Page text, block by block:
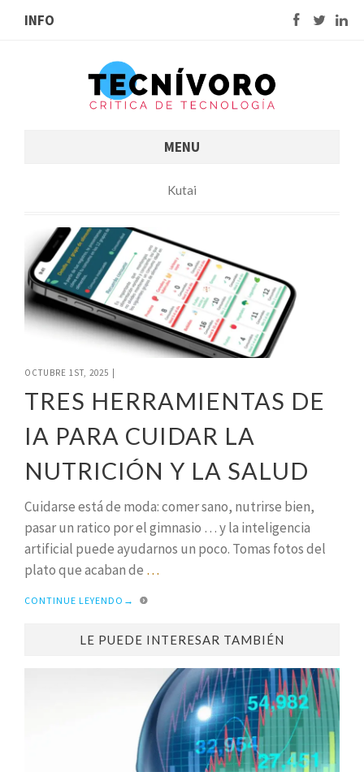
INFO
MENU
Kutai
OCTUBRE 1ST, 2025
TRES HERRAMIENTAS DE
IA PARA CUIDAR LA
NUTRICIÓN Y LA SALUD
Cuidarse está de moda: comer sano, nutrirse bien,
pasar un ratico por el gimnasio … y la inteligencia
artificial puede ayudarnos un poco. Tomas fotos del
plato que acaban de …
CONTINUE LEYENDO →
LE PUEDE INTERESAR TAMBIÉN